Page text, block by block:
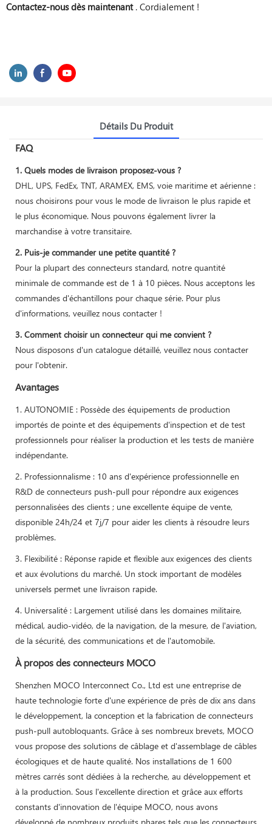
Contactez-nous dès maintenant. Cordialement !
Détails Du Produit
FAQ
1. Quels modes de livraison proposez-vous ?
DHL, UPS, FedEx, TNT, ARAMEX, EMS, voie maritime et aérienne :
nous choisirons pour vous le mode de livraison le plus rapide et
le plus économique. Nous pouvons également livrer la
marchandise à votre transitaire.
2. Puis-je commander une petite quantité ?
Pour la plupart des connecteurs standard, notre quantité
minimale de commande est de 1 à 10 pièces. Nous acceptons les
commandes d'échantillons pour chaque série. Pour plus
d'informations, veuillez nous contacter !
3. Comment choisir un connecteur qui me convient ?
Nous disposons d'un catalogue détaillé, veuillez nous contacter
pour l'obtenir.
Avantages
1. AUTONOMIE : Possède des équipements de production
importés de pointe et des équipements d'inspection et de test
professionnels pour réaliser la production et les tests de manière
indépendante.
2. Professionnalisme : 10 ans d'expérience professionnelle en
R&D de connecteurs push-pull pour répondre aux exigences
personnalisées des clients ; une excellente équipe de vente,
disponible 24h/24 et 7j/7 pour aider les clients à résoudre leurs
problèmes.
3. Flexibilité : Réponse rapide et flexible aux exigences des clients
et aux évolutions du marché. Un stock important de modèles
universels permet une livraison rapide.
4. Universalité : Largement utilisé dans les domaines militaire,
médical, audio-vidéo, de la navigation, de la mesure, de l'aviation,
de la sécurité, des communications et de l'automobile.
À propos des connecteurs MOCO
Shenzhen MOCO Interconnect Co., Ltd est une entreprise de
haute technologie forte d'une expérience de près de dix ans dans
le développement, la conception et la fabrication de connecteurs
push-pull autobloquants. Grâce à ses nombreux brevets, MOCO
vous propose des solutions de câblage et d'assemblage de câbles
écologiques et de haute qualité. Nos installations de 1 600
mètres carrés sont dédiées à la recherche, au développement et
à la production. Sous l'excellente direction et grâce aux efforts
constants d'innovation de l'équipe MOCO, nous avons